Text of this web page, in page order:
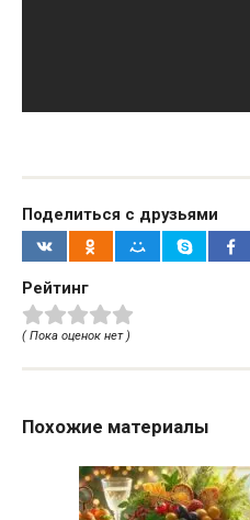
Поделиться с друзьями
Рейтинг
( Пока оценок нет )
Похожие материалы